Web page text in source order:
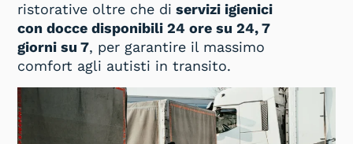
ristorative oltre che di servizi igienici
con docce disponibili 24 ore su 24, 7
giorni su 7, per garantire il massimo
comfort agli autisti in transito.